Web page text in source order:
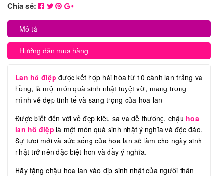
Chia sẻ:
Mô tả
Hướng dẫn mua hàng
Lan hồ điệp được kết hợp hài hòa từ 10 cành lan trắng và
hồng, là một món quà sinh nhật tuyệt vời, mang trong
mình vẻ đẹp tinh tế và sang trọng của hoa lan.
Được biết đến với vẻ đẹp kiêu sa và dễ thương, chậu hoa
lan hồ điệp là một món quà sinh nhật ý nghĩa và độc đáo.
Sự tươi mới và sức sống của hoa lan sẽ làm cho ngày sinh
nhật trở nên đặc biệt hơn và đầy ý nghĩa.
Hãy tặng chậu hoa lan vào dịp sinh nhật của người thân